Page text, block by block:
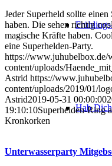
Hab
Jeder Superheld sollte
haben. Die sehen richtig
magische Kräfte haben.
eine Superhelden-Party.
https://www.juhubelbox.de/
content/uploads/
Astrid https://
content/uploads/2019/01/
Astrid2019-05-31 00:00:00
19:10:10Superhelden-Ring
Kronkorken
Unterwasserparty